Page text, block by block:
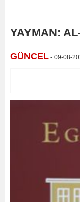
YAYMAN:
GÜNCEL - 09-08-